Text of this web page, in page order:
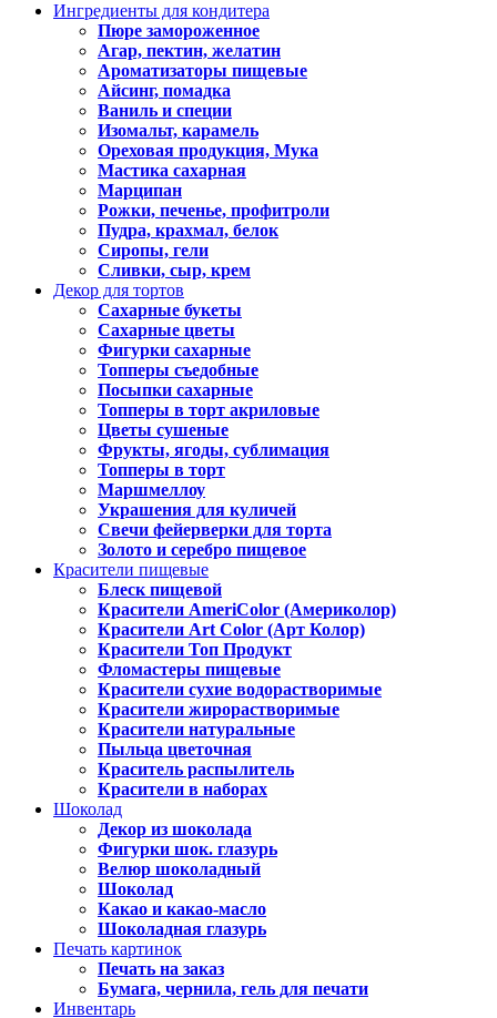
Ингредиенты для кондитера
Пюре замороженное
Агар, пектин, желатин
Ароматизаторы пищевые
Айсинг, помадка
Ваниль и специи
Изомальт, карамель
Ореховая продукция, Мука
Мастика сахарная
Марципан
Рожки, печенье, профитроли
Пудра, крахмал, белок
Сиропы, гели
Сливки, сыр, крем
Декор для тортов
Сахарные букеты
Сахарные цветы
Фигурки сахарные
Топперы съедобные
Посыпки сахарные
Топперы в торт акриловые
Цветы сушеные
Фрукты, ягоды, сублимация
Топперы в торт
Маршмеллоу
Украшения для куличей
Свечи фейерверки для торта
Золото и серебро пищевое
Красители пищевые
Блеск пищевой
Красители AmeriColor (Америколор)
Красители Art Color (Арт Колор)
Красители Топ Продукт
Фломастеры пищевые
Красители сухие водорастворимые
Красители жирорастворимые
Красители натуральные
Пыльца цветочная
Краситель распылитель
Красители в наборах
Шоколад
Декор из шоколада
Фигурки шок. глазурь
Велюр шоколадный
Шоколад
Какао и какао-масло
Шоколадная глазурь
Печать картинок
Печать на заказ
Бумага, чернила, гель для печати
Инвентарь